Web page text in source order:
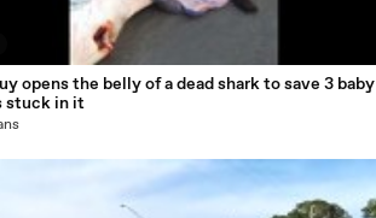
opens the belly of a dead shark to save 3 baby
stuck in it